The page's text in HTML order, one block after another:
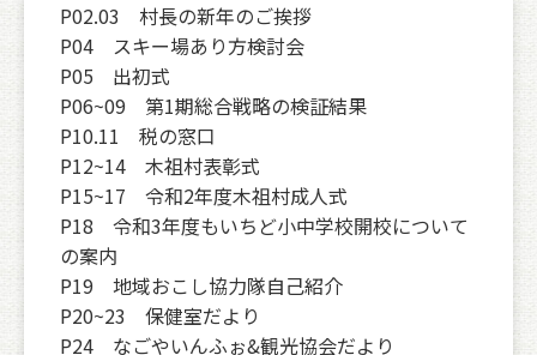
P02.03 村長の新年のご挨拶
P04 スキー場あり方検討会
P05 出初式
P06~09 第1期総合戦略の検証結果
P10.11 税の窓口
P12~14 木祖村表彰式
P15~17 令和2年度木祖村成人式
P18 令和3年度もいちど小中学校開校について
の案内
P19 地域おこし協力隊自己紹介
P20~23 保健室だより
P24 なごやいんふぉ&観光協会だより